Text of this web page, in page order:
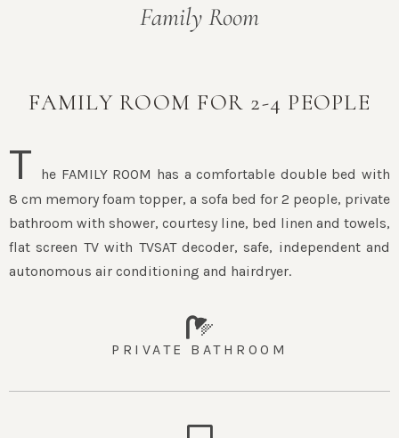
Family Room
PRIVATE BATHROOM
FAMILY ROOM FOR 2-4 PEOPLE
T
he FAMILY ROOM has a comfortable double bed with
8 cm memory foam topper, a sofa bed for 2 people, private
bathroom with shower, courtesy line, bed linen and towels,
flat screen TV with TVSAT decoder, safe, independent and
autonomous air conditioning and hairdryer.